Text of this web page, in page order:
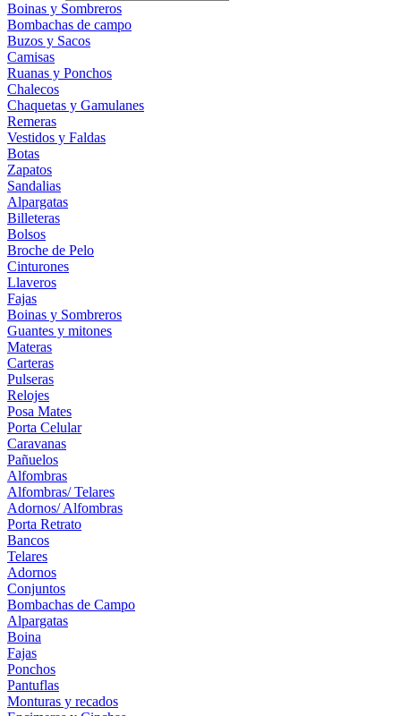
Boinas y Sombreros
Bombachas de campo
Buzos y Sacos
Camisas
Ruanas y Ponchos
Chalecos
Chaquetas y Gamulanes
Remeras
Vestidos y Faldas
Botas
Zapatos
Sandalias
Alpargatas
Billeteras
Bolsos
Broche de Pelo
Cinturones
Llaveros
Fajas
Boinas y Sombreros
Guantes y mitones
Materas
Carteras
Pulseras
Relojes
Posa Mates
Porta Celular
Caravanas
Pañuelos
Alfombras
Alfombras/ Telares
Adornos/ Alfombras
Porta Retrato
Bancos
Telares
Adornos
Conjuntos
Bombachas de Campo
Alpargatas
Boina
Fajas
Ponchos
Pantuflas
Monturas y recados